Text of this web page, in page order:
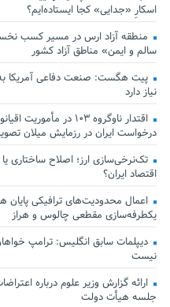
اسکارِ «جدایی» کجا ایستاده‌ایم؟
منطقه آزاد ارس در مسیر کسب
سالم و ایمن» مناطق آزاد کشور
پیت هگست: صنعت دفاعی آمریکا
نیاز دارد
درخواست ایران در رزمایش میلان
تک‌نرخی‌سازی ارز؛ اصلاح ساختاری
اقتصاد ایران؟
اعمال محدودیت‌های ترافیکی پایان
یکطرفه‌سازی مقطعی چالوس و هراز
دیپلمات سابق انگلیس:‌ ترامپ
نیست
ارائه گزارش وزیر علوم درباره
جلسه هیأت دولت